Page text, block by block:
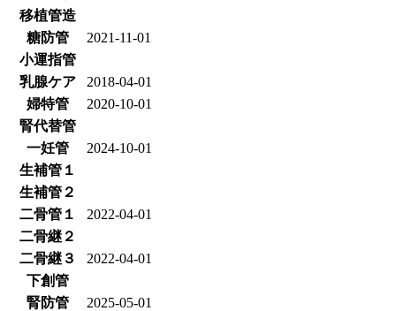
移植管造
糖防管
2021-11-01
小運指管
乳腺ケア
2018-04-01
婦特管
2020-10-01
腎代替管
一妊管
2024-10-01
生補管１
生補管２
二骨管１
2022-04-01
二骨継２
二骨継３
2022-04-01
下創管
腎防管
2025-05-01